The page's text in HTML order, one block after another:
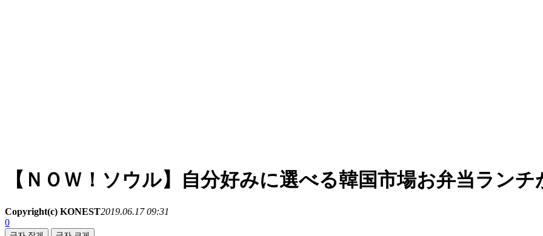
【ＮＯＷ！ソウル】自分好みに選べる韓国市場お弁当ランチ
Copyright(c) KONEST2019.06.17 09:31
0